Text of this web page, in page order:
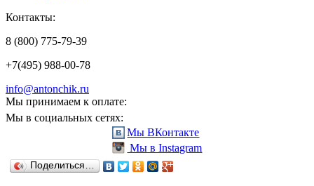
Контакты:
8 (800) 775-79-39
+7(495) 988-00-78
info@antonchik.ru
Мы принимаем к оплате:
Мы в социальных сетях:
Мы ВКонтакте
Мы в Instagram
Поделиться…